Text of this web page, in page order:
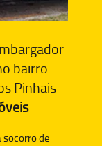
bairro
Pinhais
de